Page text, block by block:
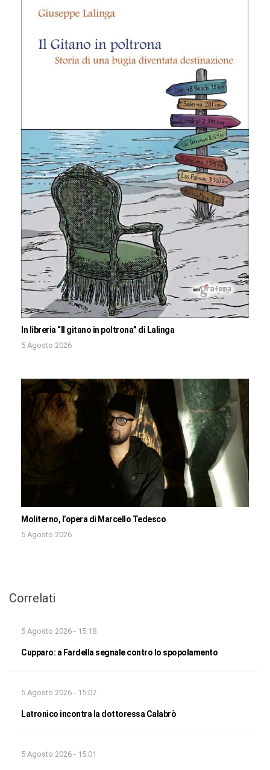
In libreria “Il gitano in poltrona” di Lalinga
5 Agosto 2026
Moliterno, l’opera di Marcello Tedesco
5 Agosto 2026
Correlati
5 Agosto 2026 - 15:18
Cupparo: a Fardella segnale contro lo spopolamento
5 Agosto 2026 - 15:07
Latronico incontra la dottoressa Calabrò
5 Agosto 2026 - 15:01